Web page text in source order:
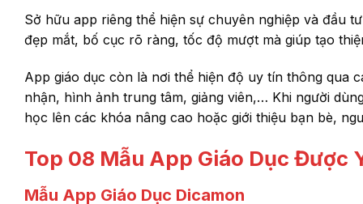
Sở hữu app riêng thể hiện sự chuyên nghiệp và đầu
đẹp mắt, bố cục rõ ràng, tốc độ mượt mà giúp tạo
App giáo dục còn là nơi thể hiện độ uy tín thông qua
nhận, hình ảnh trung tâm, giảng viên,… Khi người
học lên các khóa nâng cao hoặc giới thiệu bạn bè,
Top 08 Mẫu App Giáo Dục Được
Mẫu App Giáo Dục Dicamon